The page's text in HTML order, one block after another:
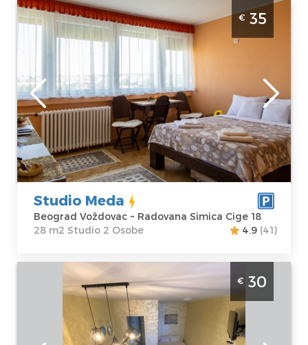
Studio Apartman Studio Meda Beograd
Vozdovac
Lokacija:
Beograd
Voždovac
Adresa:
Radovana
Simica Cige 18
Cena35 €
Gosti:
Kvadratura :
m2
Struktura :
Studio
€ 35
Studio Meda
Beograd Voždovac ~ Radovana Simica Cige 18
28 m2 Studio 2 Osobe
4.9 (41)
Studio Apartman steco central 2 Beograd
Savski Venac. Studio povrsine 25m2, za 2
Beograd
€ 30